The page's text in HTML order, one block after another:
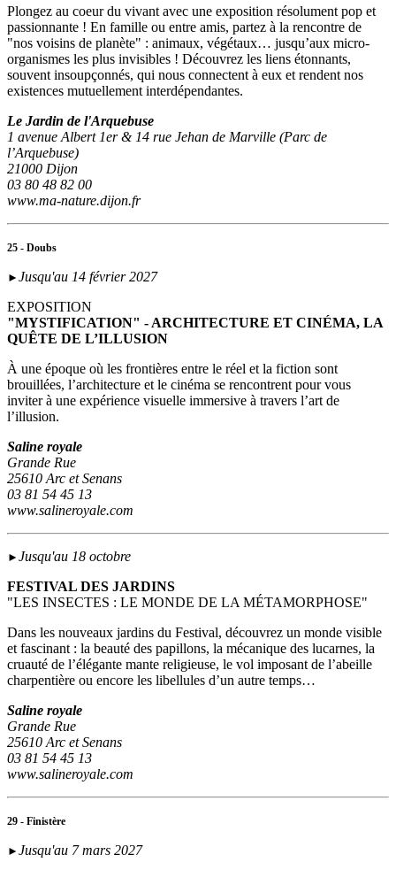
Plongez au coeur du vivant avec une exposition résolument pop et
passionnante ! En famille ou entre amis, partez à la rencontre de
"nos voisins de planète" : animaux, végétaux… jusqu’aux micro-
organismes les plus invisibles ! Découvrez les liens étonnants,
souvent insoupçonnés, qui nous connectent à eux et rendent nos
existences mutuellement interdépendantes.
Le Jardin de l'Arquebuse
1 avenue Albert 1er & 14 rue Jehan de Marville (Parc de
l’Arquebuse)
21000 Dijon
03 80 48 82 00
www.ma-nature.dijon.fr
25 - Doubs
► Jusqu'au 14 février 2027
EXPOSITION
"MYSTIFICATION" - ARCHITECTURE ET CINÉMA, LA
QUÊTE DE L’ILLUSION
À une époque où les frontières entre le réel et la fiction sont
brouillées, l’architecture et le cinéma se rencontrent pour vous
inviter à une expérience visuelle immersive à travers l’art de
l’illusion.
Saline royale
Grande Rue
25610 Arc et Senans
03 81 54 45 13
www.salineroyale.com
► Jusqu'au 18 octobre
FESTIVAL DES JARDINS
"LES INSECTES : LE MONDE DE LA MÉTAMORPHOSE"
Dans les nouveaux jardins du Festival, découvrez un monde visible
et fascinant : la beauté des papillons, la mécanique des lucarnes, la
cruauté de l’élégante mante religieuse, le vol imposant de l’abeille
charpentière ou encore les libellules d’un autre temps…
Saline royale
Grande Rue
25610 Arc et Senans
03 81 54 45 13
www.salineroyale.com
29 - Finistère
► Jusqu'au 7 mars 2027